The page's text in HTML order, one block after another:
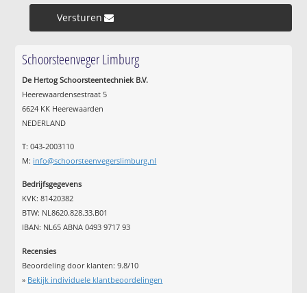
Versturen »
Schoorsteenveger Limburg
De Hertog Schoorsteentechniek B.V.
Heerewaardensestraat 5
6624 KK Heerewaarden
NEDERLAND
T: 043-2003110
M: info@schoorsteenvegerslimburg.nl
Bedrijfsgegevens
KVK: 81420382
BTW: NL8620.828.33.B01
IBAN: NL65 ABNA 0493 9717 93
Recensies
Beoordeling door klanten:9.8/10
» Bekijk individuele klantbeoordelingen